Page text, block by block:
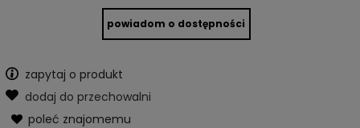
powiadom o dostępności
zapytaj o produkt
dodaj do przechowalni
poleć znajomemu